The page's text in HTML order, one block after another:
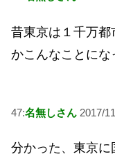
昔東京は１千万都
かこんなことにな
47:名無しさん 2017/
分かった、東京